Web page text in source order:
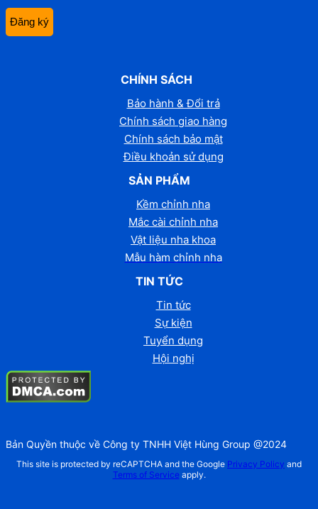
CHÍNH SÁCH
Bảo hành & Đổi trả
Chính sách giao hàng
Chính sách bảo mật
Điều khoản sử dụng
SẢN PHẨM
Kềm chỉnh nha
Mắc cài chỉnh nha
Vật liệu nha khoa
Mẫu hàm chỉnh nha
TIN TỨC
Tin tức
Sự kiện
Tuyển dụng
Hội nghị
Bản Quyền thuộc về Công ty TNHH Việt Hùng Group @2024
This site is protected by reCAPTCHA and the Google Privacy Policy and
Terms of Serviceapply.